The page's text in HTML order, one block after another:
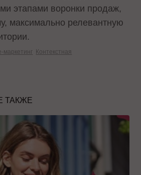
этапами воронки продаж,
максимально релевантную
маркетинг Контекстная
ТАКЖЕ